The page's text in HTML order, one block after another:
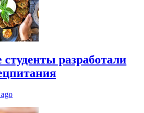
разработали